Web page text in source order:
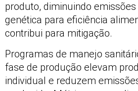
produto, diminuindo
genética para eficiência
contribui para mitigação.
Programas de manejo
fase de produção elevam
individual e reduzem